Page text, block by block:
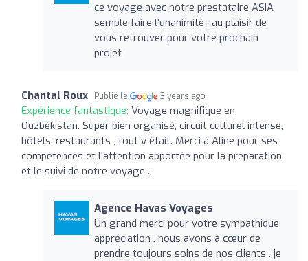
ce voyage avec notre prestataire ASIA
semble faire l'unanimité . au plaisir de
vous retrouver pour votre prochain
projet
Chantal Roux Publié le 3 years ago
Expérience fantastique: Voyage magnifique en
Ouzbékistan. Super bien organisé, circuit culturel intense,
hôtels, restaurants , tout y était. Merci à Aline pour ses
compétences et l'attention apportée pour la préparation
et le suivi de notre voyage .
Agence Havas Voyages
Un grand merci pour votre sympathique
appréciation , nous avons à cœur de
prendre toujours soins de nos clients . je